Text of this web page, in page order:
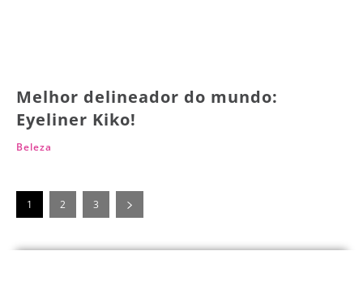
Melhor delineador do mundo:
Eyeliner Kiko!
Beleza
1 2 3